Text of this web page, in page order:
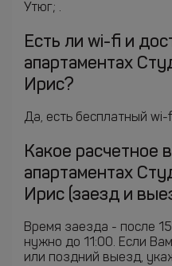
Утюг; .
Есть ли wi-fi и
апартаментах
Ирис?
Да, есть бесплатный wi-
Какое расчетное
апартаментах
Ирис (заезд и
Время заезда - после
нужно до 11:00. Если
или поздний выезд,